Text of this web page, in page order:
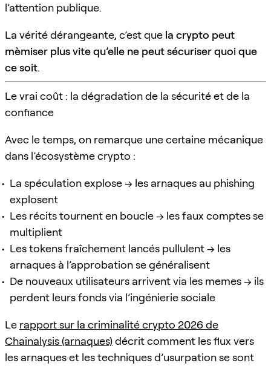
l’attention publique.
La vérité dérangeante, c’est que la crypto peut
mèmiser plus vite qu’elle ne peut sécuriser quoi que
ce soit.
Le vrai coût : la dégradation de la sécurité et de la
confiance
Avec le temps, on remarque une certaine mécanique
dans l’écosystème crypto :
La spéculation explose → les arnaques au phishing
explosent
Les récits tournent en boucle → les faux comptes se
multiplient
Les tokens fraîchement lancés pullulent → les
arnaques à l’approbation se généralisent
De nouveaux utilisateurs arrivent via les memes → ils
perdent leurs fonds via l’ingénierie sociale
Le rapport sur la criminalité crypto 2026 de
Chainalysis (arnaques)décrit comment les flux vers
les arnaques et les techniques d’usurpation se sont